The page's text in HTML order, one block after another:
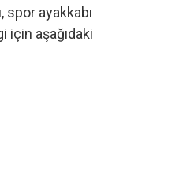
spor ayakkabı
için aşağıdaki